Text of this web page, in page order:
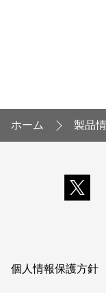
ホーム 製品
個人情報保護方針